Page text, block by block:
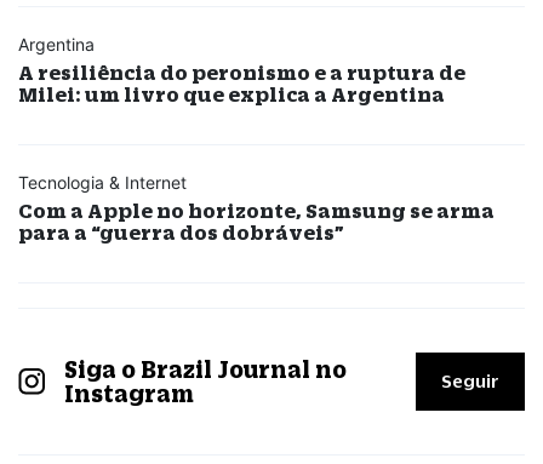
Argentina
A resiliência do peronismo e a ruptura de
Milei: um livro que explica a Argentina
Tecnologia & Internet
Com a Apple no horizonte, Samsung se arma
para a “guerra dos dobráveis”
Siga o Brazil Journal no
Instagram
Seguir